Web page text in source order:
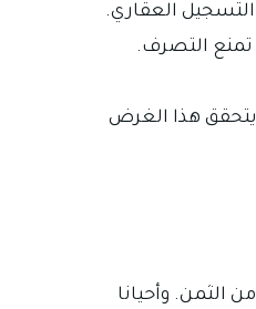
التسجيل العقاري.
تمنع التصرف.
يتحقق هذا الغرض
الثمن. وأحيانا